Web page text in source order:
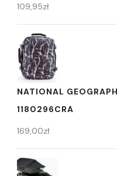
109,95zł
NATIONAL
1180296CRA
169,00zł